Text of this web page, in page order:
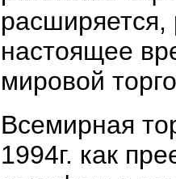
расширяется,
настоящее
мировой
Всемирная
1994г. как